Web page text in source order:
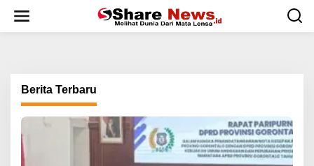
w
Berita Terbaru